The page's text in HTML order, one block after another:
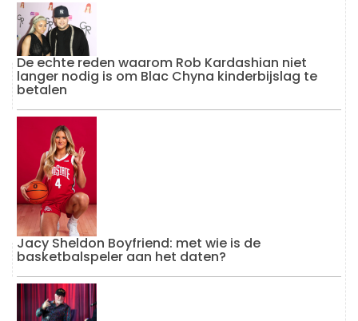
De echte reden waarom Rob Kardashian niet
langer nodig is om Blac Chyna kinderbijslag te
betalen
Jacy Sheldon Boyfriend: met wie is de
basketbalspeler aan het daten?